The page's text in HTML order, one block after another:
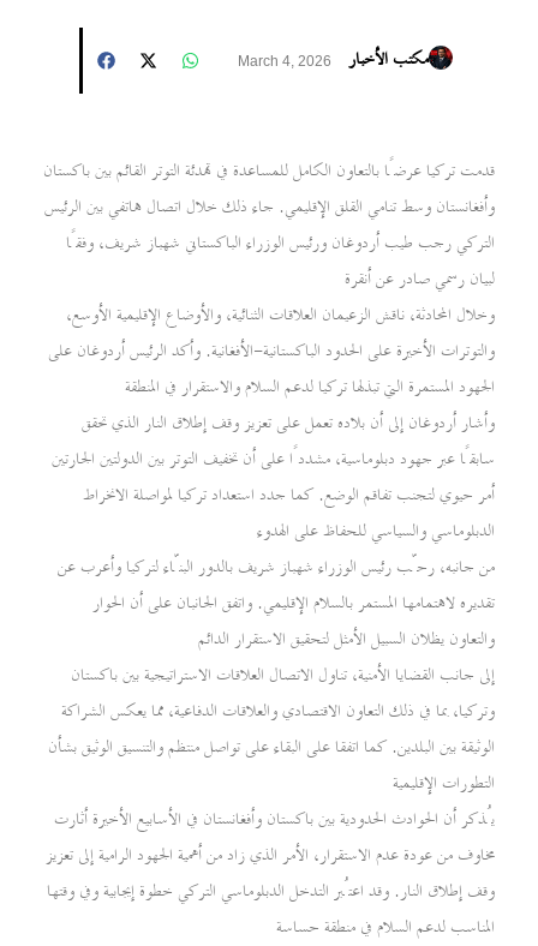
مكتب الأخبار March 4, 2026
قدمت تركيا عرضًا بالتعاون الكامل للمساعدة في تهدئة التوتر القائم بين باكستان
وأفغانستان وسط تنامي القلق الإقليمي. جاء ذلك خلال اتصال هاتفي بين الرئيس
التركي رجب طيب أردوغان ورئيس الوزراء الباكستاني شهباز شريف، وفقًا
لبيان رسمي صادر عن أنقرة
وخلال المحادثة، ناقش الزعيمان العلاقات الثنائية، والأوضاع الإقليمية الأوسع،
والتوترات الأخيرة على الحدود الباكستانية-الأفغانية. وأكد الرئيس أردوغان على
الجهود المستمرة التي تبذلها تركيا لدعم السلام والاستقرار في المنطقة
وأشار أردوغان إلى أن بلاده تعمل على تعزيز وقف إطلاق النار الذي تحقق
سابقًا عبر جهود دبلوماسية، مشددًا على أن تخفيف التوتر بين الدولتين الجارتين
أمر حيوي لتجنب تفاقم الوضع. كما جدد استعداد تركيا لمواصلة الانخراط
الدبلوماسي والسياسي للحفاظ على الهدوء
من جانبه، رحّب رئيس الوزراء شهباز شريف بالدور البنّاء لتركيا وأعرب عن
تقديره لاهتمامها المستمر بالسلام الإقليمي. واتفق الجانبان على أن الحوار
والتعاون يظلان السبيل الأمثل لتحقيق الاستقرار الدائم
إلى جانب القضايا الأمنية، تناول الاتصال العلاقات الاستراتيجية بين باكستان
وتركيا، بما في ذلك التعاون الاقتصادي والعلاقات الدفاعية، مما يعكس الشراكة
الوثيقة بين البلدين. كما اتفقا على البقاء على تواصل منتظم والتنسيق الوثيق بشأن
التطورات الإقليمية
يُذكر أن الحوادث الحدودية بين باكستان وأفغانستان في الأسابيع الأخيرة أثارت
مخاوف من عودة عدم الاستقرار، الأمر الذي زاد من أهمية الجهود الرامية إلى تعزيز
وقف إطلاق النار. وقد اعتُبر التدخل الدبلوماسي التركي خطوة إيجابية وفي وقتها
المناسب لدعم السلام في منطقة حساسة